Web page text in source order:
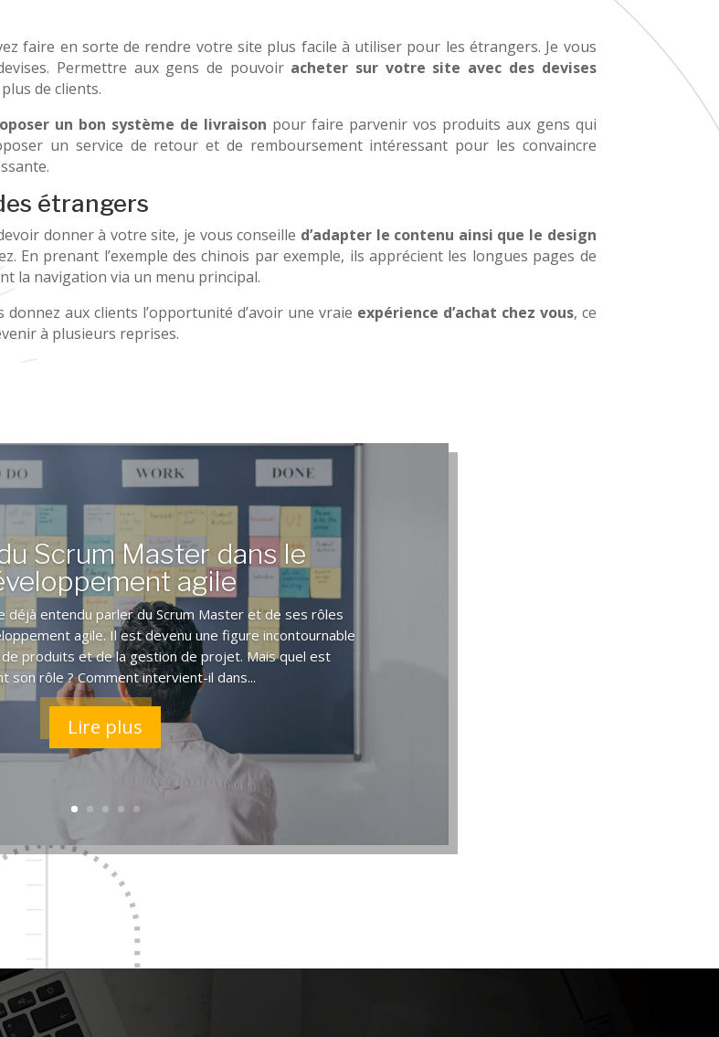
en sorte de rendre votre site plus facile à utiliser pour les étrangers. Je vous
Permettre aux gens de pouvoir acheter sur votre site avec des devises
de clients.
un bon système de livraison pour faire parvenir vos produits aux gens qui
un service de retour et de remboursement intéressant pour les convaincre
étrangers
donner à votre site, je vous conseille d’adapter le contenu ainsi que le design
En prenant l’exemple des chinois par exemple, ils apprécient les longues pages de
la navigation via un menu principal.
aux clients l’opportunité d’avoir une vraie expérience d’achat chez vous, ce
à plusieurs reprises.
Scrum Master dans le
agile
déjà entendu parler du Scrum Master et de ses rôles
agile. Il est devenu une figure incontournable
produits et de la gestion de projet. Mais quel est
son rôle ? Comment intervient-il dans...
Lire plus